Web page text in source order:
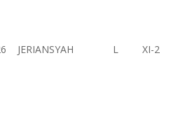
JERIANSYAH L XI-2